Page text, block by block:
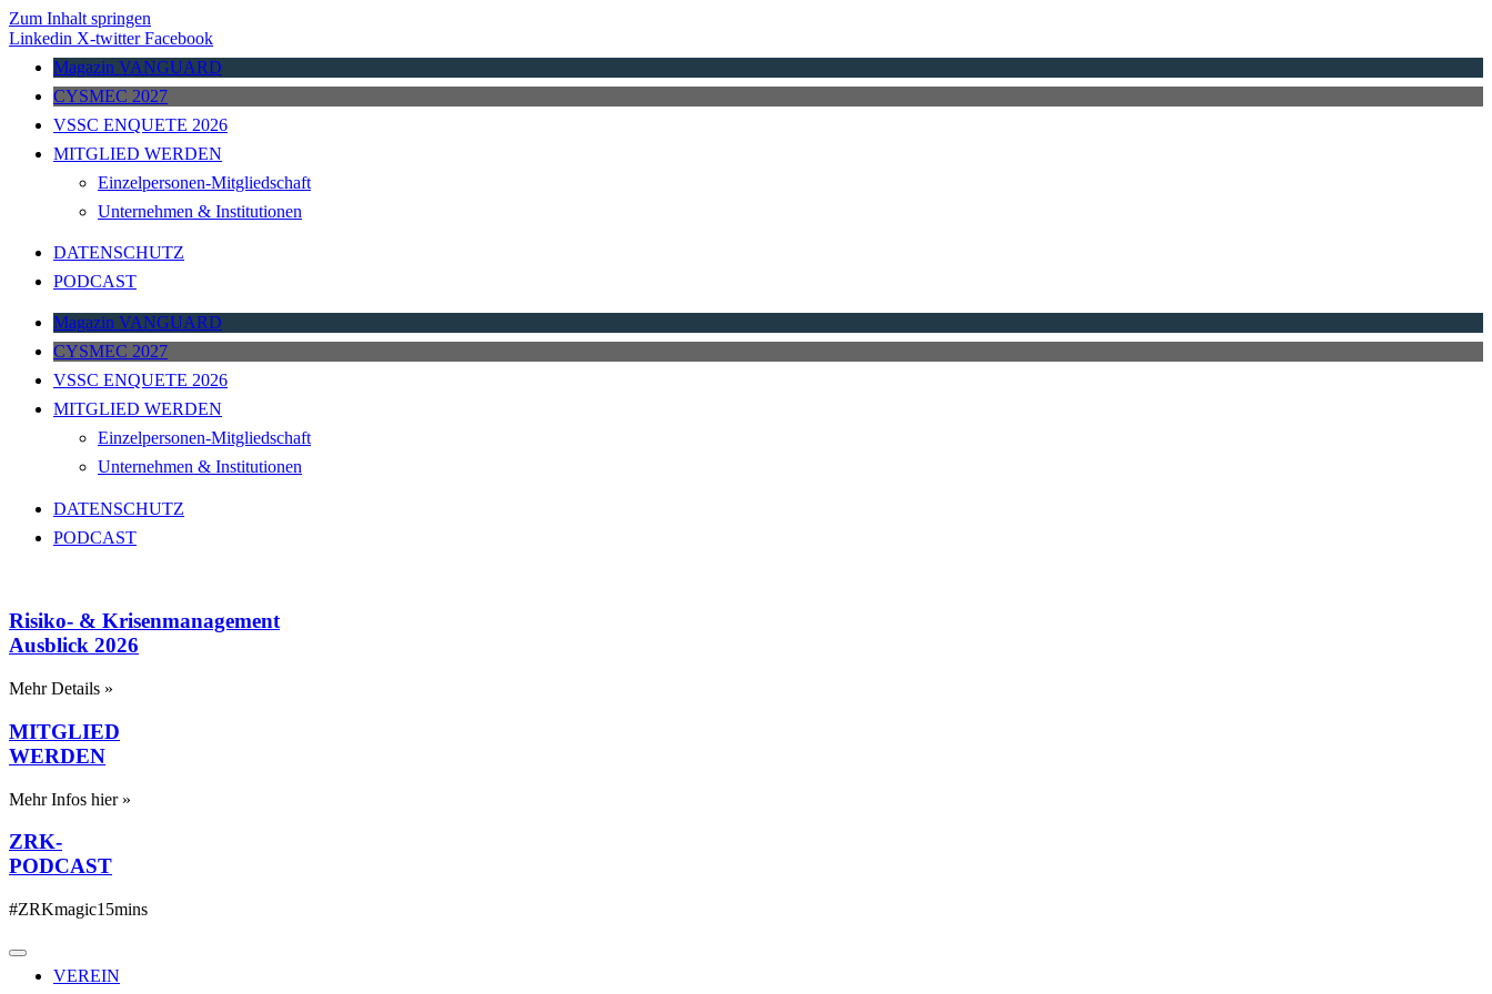
Zum Inhalt springen
Linkedin X-twitter Facebook
Magazin VANGUARD
CYSMEC 2027
VSSC ENQUETE 2026
MITGLIED WERDEN
Einzelpersonen-Mitgliedschaft
Unternehmen & Institutionen
DATENSCHUTZ
PODCAST
Magazin VANGUARD
CYSMEC 2027
VSSC ENQUETE 2026
MITGLIED WERDEN
Einzelpersonen-Mitgliedschaft
Unternehmen & Institutionen
DATENSCHUTZ
PODCAST
Risiko- & Krisenmanagement
Ausblick 2026
Mehr Details »
MITGLIED
WERDEN
Mehr Infos hier »
ZRK-
PODCAST
#ZRKmagic15mins
VEREIN